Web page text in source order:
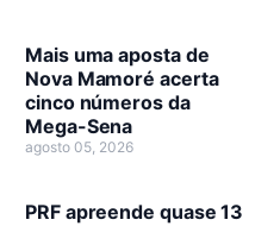
Mais uma aposta de
Nova Mamoré acerta
cinco números da
Mega-Sena
agosto 05, 2026
PRF apreende quase 13